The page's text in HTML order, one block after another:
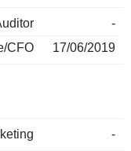
-
CFO
17/06/2019
-